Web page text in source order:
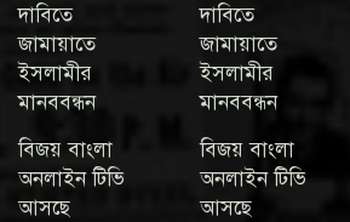
দাবিতে
জামায়াতে
ইসলামীর
মানববন্ধন
বিজয় বাংলা
অনলাইন টিভি
আসছে
দাবিতে
জামায়াতে
ইসলামীর
মানববন্ধন
বিজয় বাংলা
অনলাইন টিভি
আসছে